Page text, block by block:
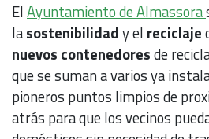
ElAyuntamiento de Almassora
lasostenibilidady el reciclaje
nuevos contenedoresde
que se suman a varios ya
pioneros puntos limpios de
atrás para que los vecinos